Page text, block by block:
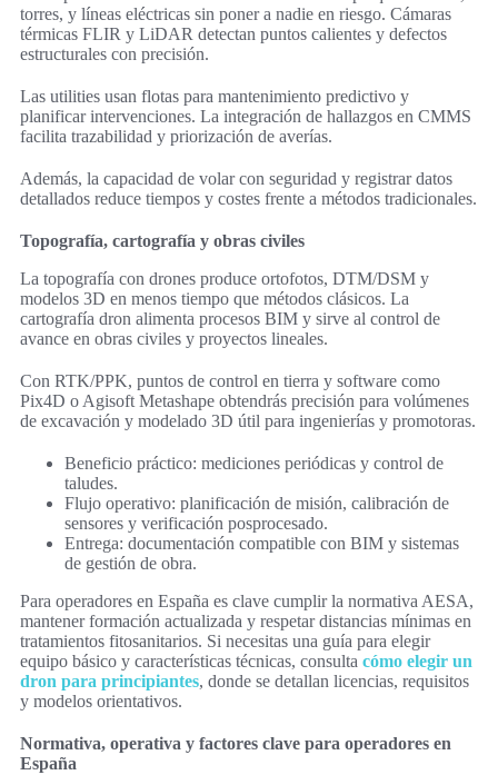
torres, y líneas eléctricas sin poner a nadie en riesgo. Cámaras
térmicas FLIR y LiDAR detectan puntos calientes y defectos
estructurales con precisión.
Las utilities usan flotas para mantenimiento predictivo y
planificar intervenciones. La integración de hallazgos en CMMS
facilita trazabilidad y priorización de averías.
Además, la capacidad de volar con seguridad y registrar datos
detallados reduce tiempos y costes frente a métodos tradicionales.
Topografía, cartografía y obras civiles
La topografía con drones produce ortofotos, DTM/DSM y
modelos 3D en menos tiempo que métodos clásicos. La
cartografía dron alimenta procesos BIM y sirve al control de
avance en obras civiles y proyectos lineales.
Con RTK/PPK, puntos de control en tierra y software como
Pix4D o Agisoft Metashape obtendrás precisión para volúmenes
de excavación y modelado 3D útil para ingenierías y promotoras.
Beneficio práctico: mediciones periódicas y control de
taludes.
Flujo operativo: planificación de misión, calibración de
sensores y verificación posprocesado.
Entrega: documentación compatible con BIM y sistemas
de gestión de obra.
Para operadores en España es clave cumplir la normativa AESA,
mantener formación actualizada y respetar distancias mínimas en
tratamientos fitosanitarios. Si necesitas una guía para elegir
equipo básico y características técnicas, consulta cómo elegir un
dron para principiantes, donde se detallan licencias, requisitos
y modelos orientativos.
Normativa, operativa y factores clave para operadores en
España